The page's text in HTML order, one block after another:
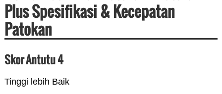
Plus Spesifikasi & Kecepatan
Patokan
Skor Antutu 4
Tinggi lebih Baik